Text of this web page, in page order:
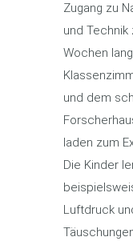
Zugang zu
und
Wochen
und dem
laden zum
Die Kinder
Luftdruck